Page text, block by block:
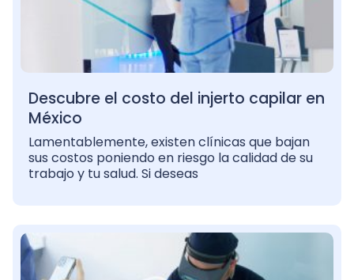
Descubre el costo del injerto capilar en
México
Lamentablemente, existen clínicas que bajan
sus costos poniendo en riesgo la calidad de su
trabajo y tu salud. Si deseas